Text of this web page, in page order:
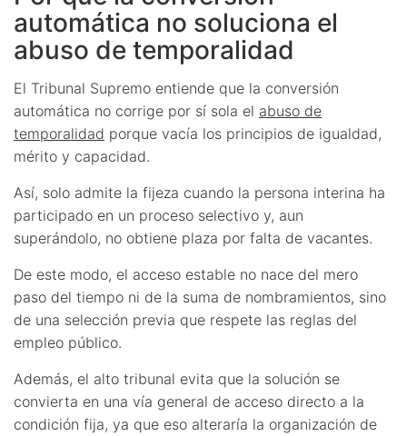
automática no soluciona el
abuso de temporalidad
El Tribunal Supremo entiende que la conversión
automática no corrige por sí sola el abuso de
temporalidad porque vacía los principios de igualdad,
mérito y capacidad.
Así, solo admite la fijeza cuando la persona interina ha
participado en un proceso selectivo y, aun
superándolo, no obtiene plaza por falta de vacantes.
De este modo, el acceso estable no nace del mero
paso del tiempo ni de la suma de nombramientos, sino
de una selección previa que respete las reglas del
empleo público.
Además, el alto tribunal evita que la solución se
convierta en una vía general de acceso directo a la
condición fija, ya que eso alteraría la organización de